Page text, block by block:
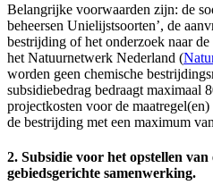
Belangrijke voorwaarden zijn: de
beheersen Unielijstsoorten’, de
bestrijding of het onderzoek naar
het Natuurnetwerk Nederland (
worden geen chemische
subsidiebedrag bedraagt maximaal
projectkosten voor de
de bestrijding met een maximum
2. Subsidie voor het opstellen
gebiedsgerichte samenwerking.